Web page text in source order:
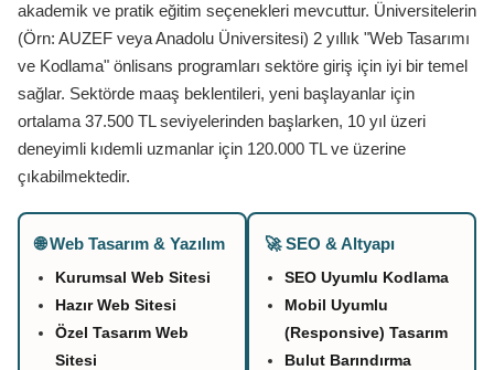
akademik ve pratik eğitim seçenekleri mevcuttur. Üniversitelerin
(Örn: AUZEF veya Anadolu Üniversitesi) 2 yıllık "Web Tasarımı
ve Kodlama" önlisans programları sektöre giriş için iyi bir temel
sağlar. Sektörde maaş beklentileri, yeni başlayanlar için
ortalama 37.500 TL seviyelerinden başlarken, 10 yıl üzeri
deneyimli kıdemli uzmanlar için 120.000 TL ve üzerine
çıkabilmektedir.
🌐 Web Tasarım & Yazılım
Kurumsal Web Sitesi
Hazır Web Sitesi
Özel Tasarım Web
Sitesi
🚀 SEO & Altyapı
SEO Uyumlu Kodlama
Mobil Uyumlu
(Responsive) Tasarım
Bulut Barındırma